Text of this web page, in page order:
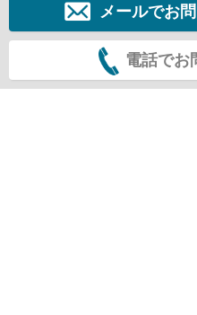
メールでお
電話でお